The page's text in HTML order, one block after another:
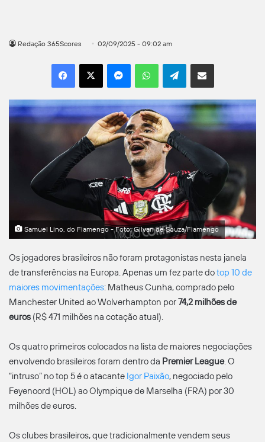
Redação 365Scores 02/09/2025 - 09:02 am
Facebook
X MessengerWhatsAppTelegramCompartilhar por e-mail
Samuel Lino, do Flamengo - Foto: Gilvan de Souza/Flamengo
Os jogadores brasileiros não foram protagonistas nesta janela
de transferências na Europa. Apenas um fez parte dotop 10 de
maiores movimentações: Matheus Cunha, comprado pelo
Manchester United ao Wolverhampton por74,2 milhões de
euros (R$ 471 milhões na cotação atual).
Os quatro primeiros colocados na lista de maiores negociações
envolvendo brasileiros foram dentro da Premier League. O
“intruso” no top 5 é o atacante Igor Paixão, negociado pelo
Feyenoord (HOL) ao Olympique de Marselha (FRA) por 30
milhões de euros.
Os clubes brasileiros, que tradicionalmente vendem seus